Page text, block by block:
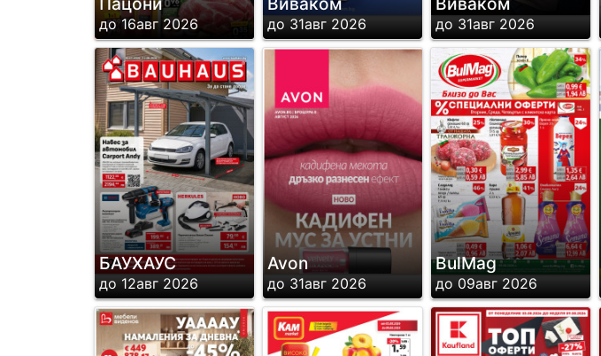
до 16авг 2026 до 31авг 2026 до 31авг 2026
БАУХАУС
до 12авг 2026
Avon
до 31авг 2026
BulMag
до 09авг 2026